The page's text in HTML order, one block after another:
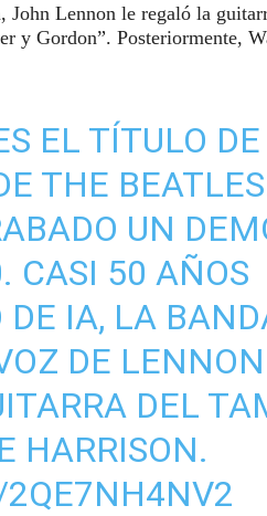
John Lennon le regaló la
y Gordon”. Posteriormente,
EL TÍTULO
THE
UN
CASI 50 AÑOS
DE IA, LA
DE
DEL
HARRISON.